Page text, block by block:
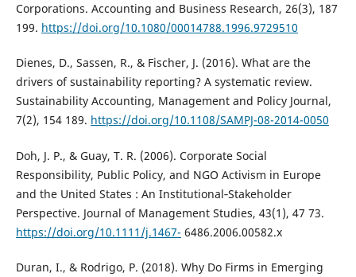
Corporations. Accounting and Business Research, 26(3), 187
199. https://doi.org/10.1080/00014788.1996.9729510
Dienes, D., Sassen, R., & Fischer, J. (2016). What are the
drivers of sustainability reporting? A systematic review.
Sustainability Accounting, Management and Policy Journal,
7(2), 154 189. https://doi.org/10.1108/SAMPJ-08-2014-0050
Doh, J. P., & Guay, T. R. (2006). Corporate Social
Responsibility, Public Policy, and NGO Activism in Europe
and the United States : An Institutional‐Stakeholder
Perspective. Journal of Management Studies, 43(1), 47 73.
https://doi.org/10.1111/j.1467- 6486.2006.00582.x
Duran, I., & Rodrigo, P. (2018). Why Do Firms in Emerging